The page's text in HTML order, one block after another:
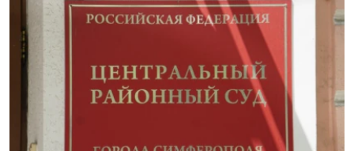
СПЕЦПРОЕКТИ
ВІДЕОУРОКИ «ELIFBE»
СВІДЧЕННЯ ОКУПАЦІЇ
ЯК ОБІЙТИ БЛОКУВАННЯ
Qırımtatar